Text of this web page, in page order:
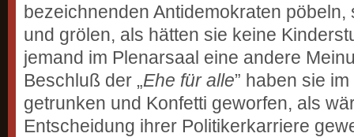
bezeichnenden Antidemokraten
und grölen, als hätten sie keine
jemand im Plenarsaal eine andere
Beschluß der „Ehe für alle” haben sie
getrunken und Konfetti geworfen, als
Entscheidung ihrer Politikerkarriere